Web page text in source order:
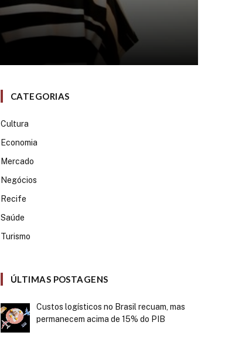
CATEGORIAS
Cultura
Economia
Mercado
Negócios
Recife
Saúde
Turismo
ÚLTIMAS POSTAGENS
Custos logísticos no Brasil recuam, mas
permanecem acima de 15% do PIB